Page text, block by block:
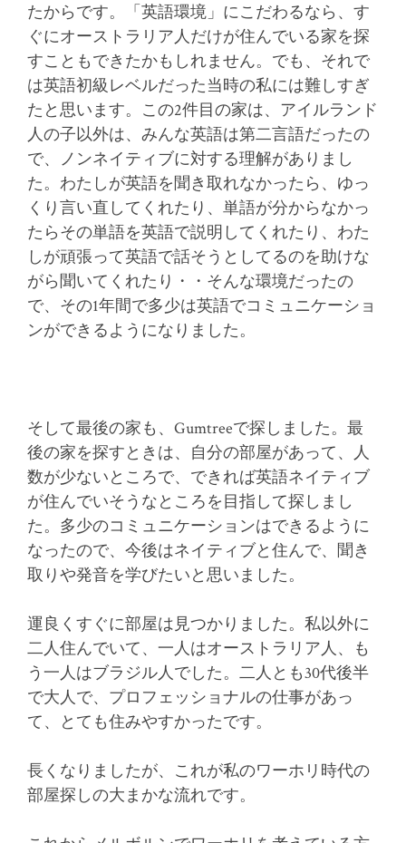
たからです。「英語環境」にこだわるなら、す
ぐにオーストラリア人だけが住んでいる家を探
すこともできたかもしれません。でも、それで
は英語初級レベルだった当時の私には難しすぎ
たと思います。この2件目の家は、アイルランド
人の子以外は、みんな英語は第二言語だったの
で、ノンネイティブに対する理解がありまし
た。わたしが英語を聞き取れなかったら、ゆっ
くり言い直してくれたり、単語が分からなかっ
たらその単語を英語で説明してくれたり、わた
しが頑張って英語で話そうとしてるのを助けな
がら聞いてくれたり・・そんな環境だったの
で、その1年間で多少は英語でコミュニケーショ
ンができるようになりました。
そして最後の家も、Gumtreeで探しました。最
後の家を探すときは、自分の部屋があって、人
数が少ないところで、できれば英語ネイティブ
が住んでいそうなところを目指して探しまし
た。多少のコミュニケーションはできるように
なったので、今後はネイティブと住んで、聞き
取りや発音を学びたいと思いました。
運良くすぐに部屋は見つかりました。私以外に
二人住んでいて、一人はオーストラリア人、も
う一人はブラジル人でした。二人とも30代後半
で大人で、プロフェッショナルの仕事があっ
て、とても住みやすかったです。
長くなりましたが、これが私のワーホリ時代の
部屋探しの大まかな流れです。